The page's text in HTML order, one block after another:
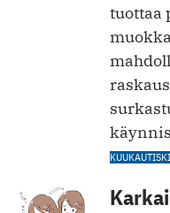
tuottaa